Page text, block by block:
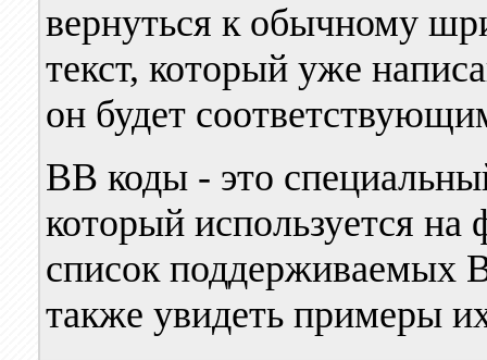
вернуться к обычному
текст, который уже
он будет
BB коды - это
который используется
список поддерживаемых
также увидеть примеры